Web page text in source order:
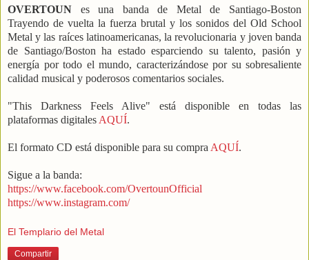
OVERTOUN es una banda de Metal de Santiago-Boston
Trayendo de vuelta la fuerza brutal y los sonidos del Old School
Metal y las raíces latinoamericanas, la revolucionaria y joven banda
de Santiago/Boston ha estado esparciendo su talento, pasión y
energía por todo el mundo, caracterizándose por su sobresaliente
calidad musical y poderosos comentarios sociales.
"This Darkness Feels Alive" está disponible en todas las
plataformas digitales AQUÍ.
El formato CD está disponible para su compra AQUÍ.
Sigue a la banda:
https://www.facebook.com/OvertounOfficial
https://www.instagram.com/
El Templario del Metal
Compartir